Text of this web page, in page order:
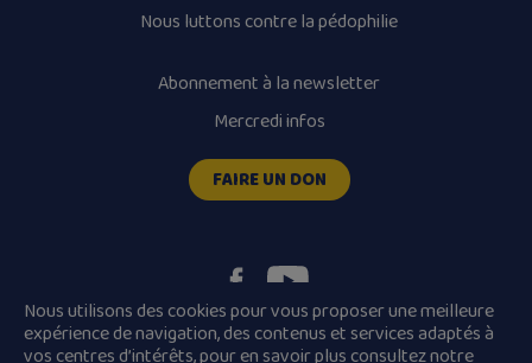
Nous luttons contre la pédophilie
Abonnement à la newsletter
Mercredi infos
FAIRE UN DON
Nous utilisons des cookies pour vous proposer une meilleure
expérience de navigation, des contenus et services adaptés à
vos centres d’intérêts, pour en savoir plus consulteznotre